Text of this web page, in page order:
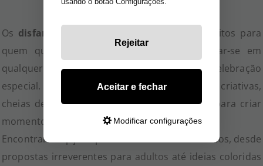
Os disfarces originais e divertidos
são perfeitos para
quem quer fugir do convencional e destacar-se em
qualquer festa temática, Carnaval ou celebração
especial. Nesta categoria reunimos propostas criativas,
cheias de humor e personalidade, pensadas para criar
momentos únicos e inesquecíveis.
Encontrarás opções para todas as idades e estilos, desde
propostas irreverentes para adultos até ideias coloridas
Rejeitar
Aceitar e fechar
Modificar configurações